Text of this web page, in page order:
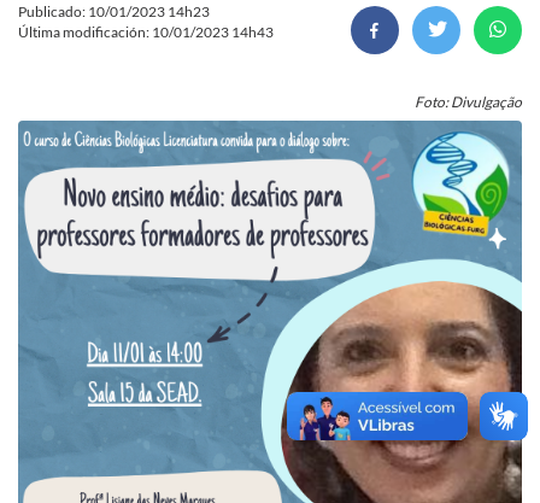
Publicado: 10/01/2023 14h23
Última modificación: 10/01/2023 14h43
Foto: Divulgação